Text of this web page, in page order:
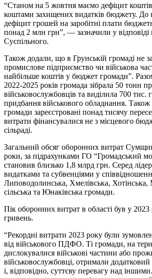
“Станом на 5 жовтня маємо дефіцит
коштами захищених видатків бюджету. До
дефіцит грошей на заробітні плати
понад 2 млн грн”, — зазначили у відповіді
Суспільного.
Також додали, що в Грунській громаді не
промислове підприємство чи військова
найбільше коштів у бюджет громади”.
2022-2025 років громада зібрала 50 тонн
військовослужбовців та виділила 700 тис.
придбання військового обладнання. Також
громади зареєстровані понад тисячу
витрати фінансувалися не з місцевого
сільраді.
Загальний обсяг оборонних витрат
роки, за підрахунками ГО “Громадський
становив близько 1,8 млрд грн. Серед
видатками та субвенціями у
Липоводолинська, Хмелівська, Хотінська,
сільська та Юнаківська громади.
Пік оборонних витрат в області був у
гривень.
“Рекордні витрати 2023 року були
від військового ПДФО. Ті громади, на
дислокувалися військові частини або
військовослужбовці, отримали
і, відповідно, суттєву перевагу над